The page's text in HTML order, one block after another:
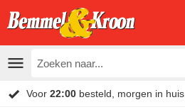
Voor 22:00 besteld, morgen in huis